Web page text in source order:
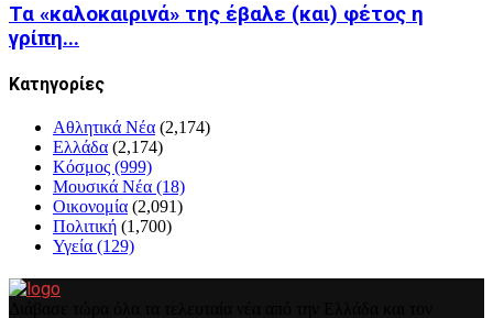
Τα «καλοκαιρινά» της έβαλε (και) φέτος η
γρίπη...
Kατηγορίες
Αθλητικά Νέα (2,174)
Ελλάδα (2,174)
Κόσμος (999)
Μουσικά Νέα (18)
Οικονομία (2,091)
Πολιτική (1,700)
Υγεία (129)